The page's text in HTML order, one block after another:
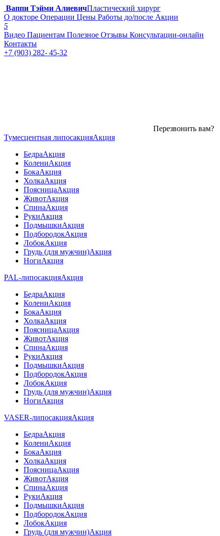
Ваппи Тэйми АлиевичПластический хирург
О докторе Операции Цены Работы до/после Акции
5
Видео Пациентам Полезное Отзывы Консультации-онлайн
Контакты
+7 (903) 282- 45-32
Перезвонить вам?
Тумесцентная липосакцияАкция
БедраАкция
КолениАкция
БокаАкция
ХолкаАкция
ПоясницаАкция
ЖивотАкция
СпинаАкция
РукиАкция
ПодмышкиАкция
ПодбородокАкция
ЛобокАкция
Грудь (для мужчин)Акция
НогиАкция
PAL-липосакцияАкция
БедраАкция
КолениАкция
БокаАкция
ХолкаАкция
ПоясницаАкция
ЖивотАкция
СпинаАкция
РукиАкция
ПодмышкиАкция
ПодбородокАкция
ЛобокАкция
Грудь (для мужчин)Акция
НогиАкция
VASER-липосакцияАкция
БедраАкция
КолениАкция
БокаАкция
ХолкаАкция
ПоясницаАкция
ЖивотАкция
СпинаАкция
РукиАкция
ПодмышкиАкция
ПодбородокАкция
ЛобокАкция
Грудь (для мужчин)Акция